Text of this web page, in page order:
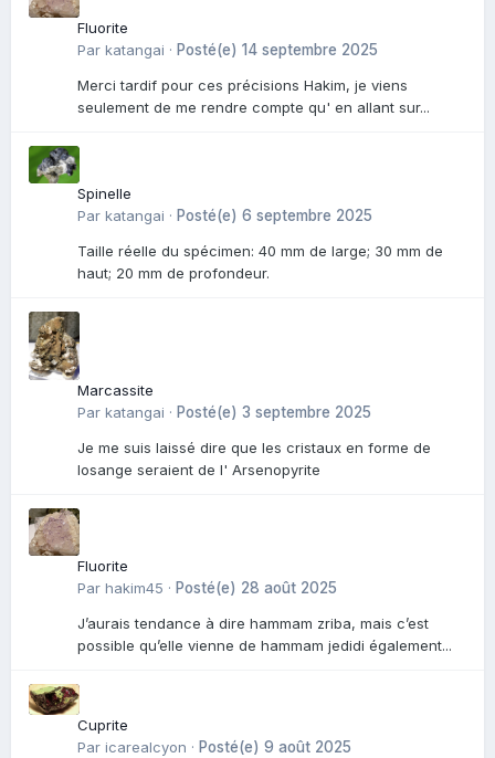
Fluorite
Par katangai · Posté(e) 14 septembre 2025
Merci tardif pour ces précisions Hakim, je viens
seulement de me rendre compte qu' en allant sur...
Spinelle
Par katangai · Posté(e) 6 septembre 2025
Taille réelle du spécimen: 40 mm de large; 30 mm de
haut; 20 mm de profondeur.
Marcassite
Par katangai · Posté(e) 3 septembre 2025
Je me suis laissé dire que les cristaux en forme de
losange seraient de l' Arsenopyrite
Fluorite
Par hakim45 · Posté(e) 28 août 2025
J’aurais tendance à dire hammam zriba, mais c’est
possible qu’elle vienne de hammam jedidi également...
Cuprite
Par icarealcyon · Posté(e) 9 août 2025